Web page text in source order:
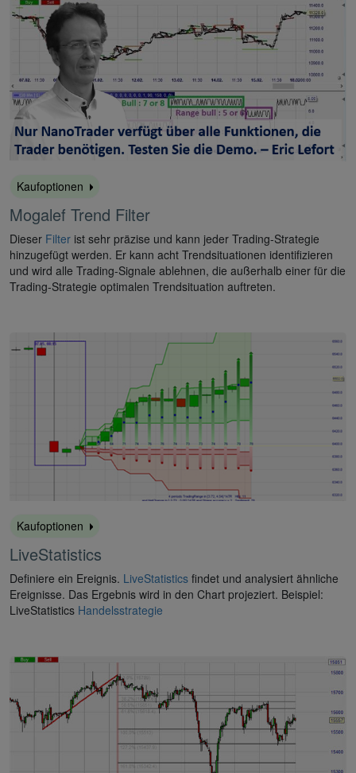
Kaufoptionen
Mogalef Trend Filter
Dieser Filter ist sehr präzise und kann jeder Trading-Strategie
hinzugefügt werden. Er kann acht Trendsituationen identifizieren
und wird alle Trading-Signale ablehnen, die außerhalb einer für die
Trading-Strategie optimalen Trendsituation auftreten.
Kaufoptionen
LiveStatistics
Definiere ein Ereignis. LiveStatistics findet und analysiert ähnliche
Ereignisse. Das Ergebnis wird in den Chart projeziert. Beispiel:
LiveStatistics Handelsstrategie